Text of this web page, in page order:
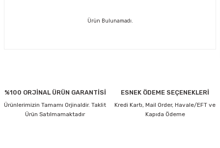
Ürün Bulunamadı.
%100 ORJİNAL ÜRÜN GARANTİSİ
Ürünlerimizin Tamamı Orjinaldir. Taklit
Ürün Satılmamaktadır
ESNEK ÖDEME SEÇENEKLERİ
Kredi Kartı, Mail Order, Havale/EFT ve
Kapıda Ödeme